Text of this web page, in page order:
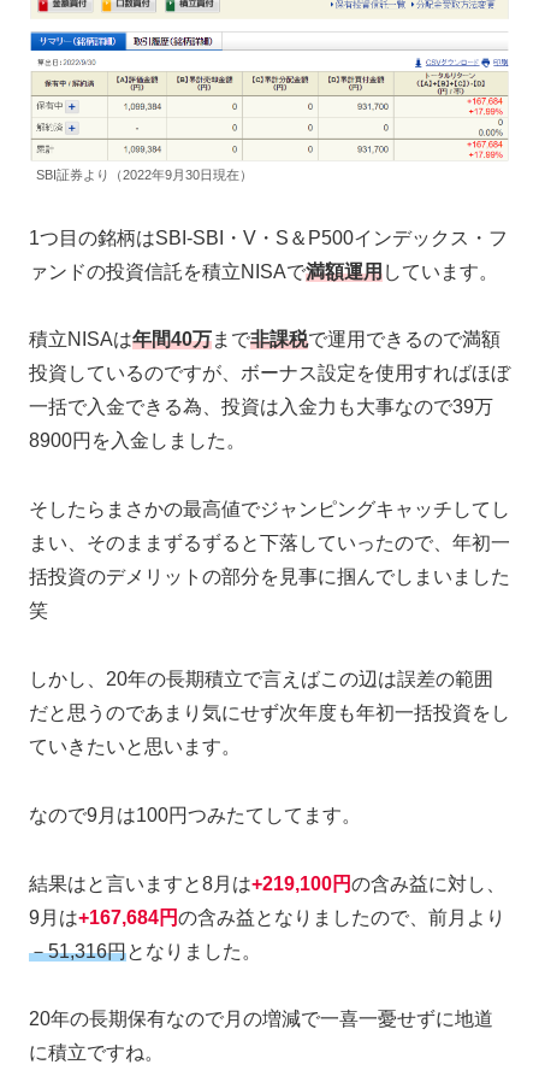
SBI証券より（2022年9月30日現在）
1つ目の銘柄はSBI-SBI・V・S＆P500インデックス・フ
ァンドの投資信託を積立NISAで満額運用しています。
積立NISAは年間40万まで非課税で運用できるので満額
投資しているのですが、ボーナス設定を使用すればほぼ
一括で入金できる為、投資は入金力も大事なので39万
8900円を入金しました。
そしたらまさかの最高値でジャンピングキャッチしてし
まい、そのままずるずると下落していったので、年初一
括投資のデメリットの部分を見事に掴んでしまいました
笑
しかし、20年の長期積立で言えばこの辺は誤差の範囲
だと思うのであまり気にせず次年度も年初一括投資をし
ていきたいと思います。
なので9月は100円つみたてしてます。
結果はと言いますと8月は+219,100円の含み益に対し、
9月は+167,684円の含み益となりましたので、前月より
－51,316円となりました。
20年の長期保有なので月の増減で一喜一憂せずに地道
に積立ですね。